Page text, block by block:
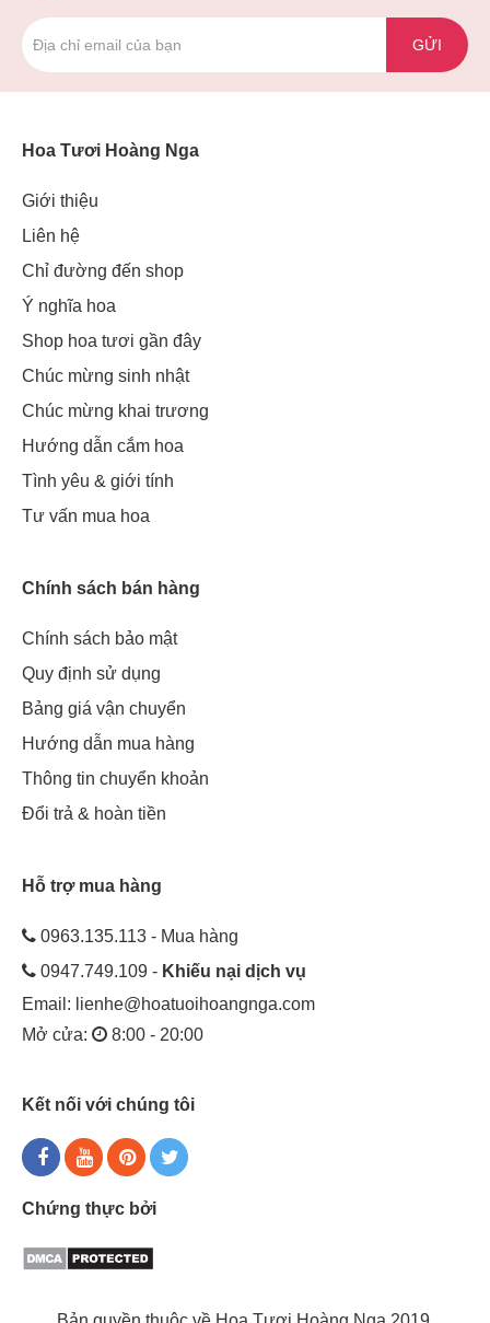
GỬI
Hoa Tươi Hoàng Nga
Giới thiệu
Liên hệ
Chỉ đường đến shop
Ý nghĩa hoa
Shop hoa tươi gần đây
Chúc mừng sinh nhật
Chúc mừng khai trương
Hướng dẫn cắm hoa
Tình yêu & giới tính
Tư vấn mua hoa
Chính sách bán hàng
Chính sách bảo mật
Quy định sử dụng
Bảng giá vận chuyển
Hướng dẫn mua hàng
Thông tin chuyển khoản
Đổi trả & hoàn tiền
Hỗ trợ mua hàng
0963.135.113 - Mua hàng
0947.749.109 - Khiếu nại dịch vụ
Email: lienhe@hoatuoihoangnga.com
Mở cửa:
8:00 - 20:00
Kết nối với chúng tôi
Chứng thực bởi